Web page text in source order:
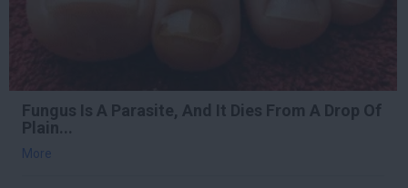
Fungus Is A Parasite, And It Dies From A Drop Of
Plain...
More